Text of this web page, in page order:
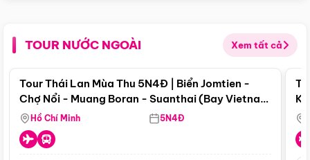
TOUR NƯỚC NGOÀI Xem tất cả
Điểm nổi bật
Tour Thái Lan Mùa Thu 5N4Đ | Biển Jomtien -
Chợ Nổi - Muang Boran - Suanthai (Bay Vietnam
Airlines)
Hồ Chí Minh 5N4Đ